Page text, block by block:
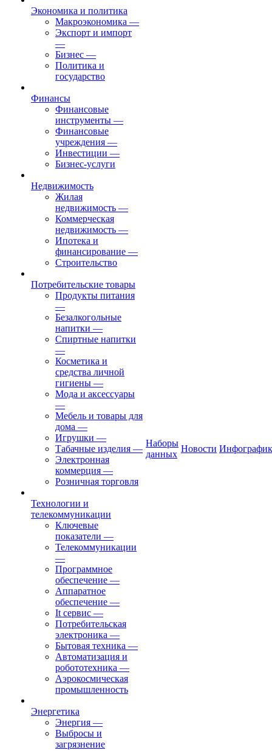
Экономика и политика
Макроэкономика —
Экспорт и импорт
—
Бизнес —
Политика и
государство
Финансы
Финансовые
инструменты —
Финансовые
учреждения —
Инвестиции —
Бизнес-услуги
Недвижимость
Жилая
недвижимость —
Коммерческая
недвижимость —
Ипотека и
финансирование —
Строительство
Потребительские товары
Продукты питания
—
Безалкогольные
напитки —
Спиртные напитки
—
Косметика и
средства личной
гигиены —
Мода и аксессуары
—
Мебель и товары для
дома —
Игрушки —
Табачные изделия —
Электронная
коммерция —
Розничная торговля
Технологии и
телекоммуникации
Ключевые
показатели —
Телекоммуникации
—
Программное
обеспечение —
Аппаратное
обеспечение —
It сервис —
Потребительская
электроника —
Бытовая техника —
Автоматизация и
робототехника —
Аэрокосмическая
промышленность
Энергетика
Энергия —
Выбросы и
загрязнение
Наборы
данных
Новости